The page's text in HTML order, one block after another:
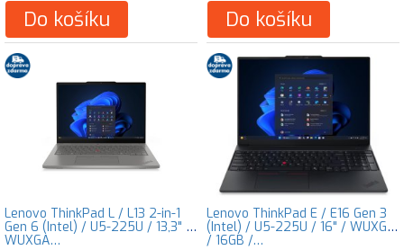
Do košíku Do košíku
Lenovo ThinkPad L / L13 2-in-1
Gen 6 (Intel) / U5-225U / 13,3" /
WUXGA…
Lenovo ThinkPad E / E16 Gen 3
(Intel) / U5-225U / 16" / WUXGA
/ 16GB /…